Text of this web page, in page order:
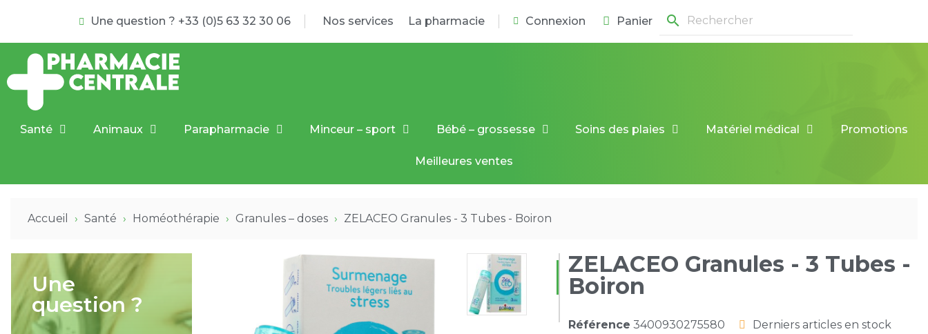
Une question ? +33 (0)5 63 32 30 06 Nos services La pharmacie Connexion Panier search
Santé Animaux Parapharmacie Minceur – sport Bébé – grossesse Soins des plaies Matériel médical Promotions
Meilleures ventes
Accueil Santé Homéothérapie Granules – doses ZELACEO Granules - 3 Tubes - Boiron
Une
question ?
ZELACEO Granules - 3 Tubes -
Boiron
Référence 3400930275580 Derniers articles en stock